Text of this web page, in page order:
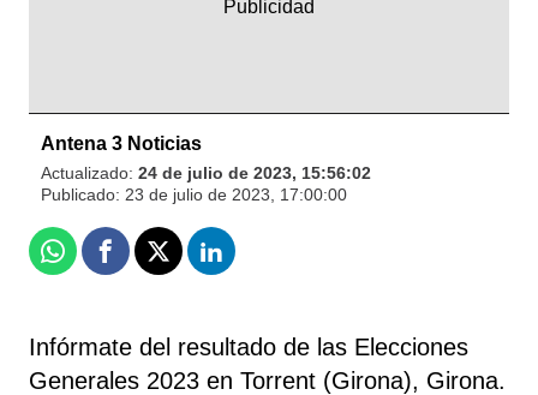
Antena 3 Noticias
Actualizado: 24 de julio de 2023, 15:56:02
Publicado: 23 de julio de 2023, 17:00:00
WhatsappFacebook
X Linkedin
Infórmate del resultado de las Elecciones
Generales 2023 en Torrent (Girona), Girona.